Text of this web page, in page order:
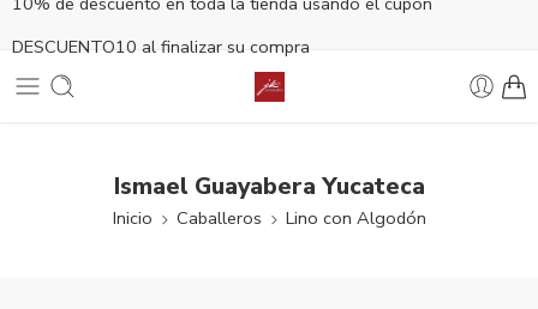
DESCUENTO10 al finalizar su compra
Ismael Guayabera Yucateca
Inicio Caballeros Lino con Algodón